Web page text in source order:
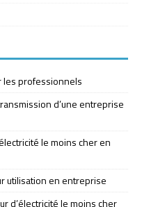
les professionnels
d’une entreprise
le moins cher en
utilisation en entreprise
d’électricité le moins cher